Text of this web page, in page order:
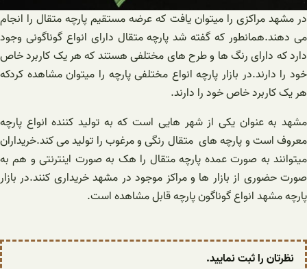
در مشهد مراکزی را میتوان یافت که عرضه مستقیم پارچه متقال را انجام
می دهند.همانطور که گفته شد پارچه متقال دارای انواع گوناگونی وجود
دارد که دارای رنگ ها و طرح های مختلفی هستند که هر یک کاربرد خاص
خود را دارند.در بازار پارچه انواع مختلفی پارچه را میتوان مشاهده کردکه
هر یک کاربرد خاص خود را دارند.
مشهد به عنوان یکی از شهر هایی است که به تولید کننده انواع پارچه
معروف است و پارچه های متقال رنگی و مرغوب را تولید می کند.خریداران
میتوانند به صورت عمده پارچه متقال را هک به صورت اینترنتی و هم به
صورت حضوری از بازار ها و مراکز موجود در مشهد خریداری کنند.در بازار
پارچه مشهد انواع گوناگون پارچه قابل مشاهده است.
نظرتان را ثبت نمایید.